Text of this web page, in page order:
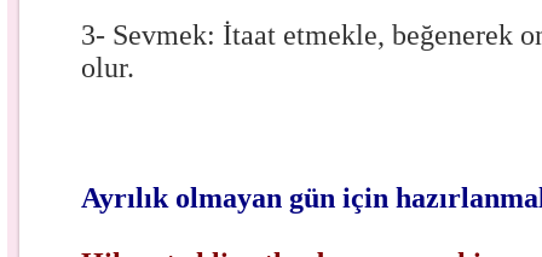
3- Sevmek: İtaat etmekle, beğenerek
olur.
Ayrılık olmayan gün için